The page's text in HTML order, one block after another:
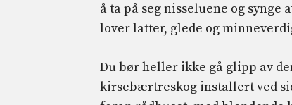
å ta på seg nisseluene og
lover latter, glede og
Du bør heller ikke gå glipp av
kirsebærtreskog installert ved